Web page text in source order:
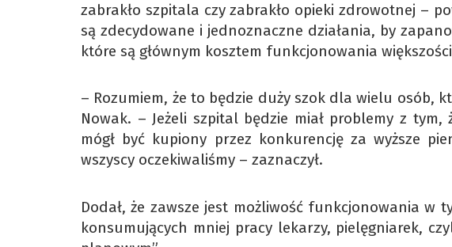
zabrakło szpitala czy zabrakło opieki zdrowotnej –
są zdecydowane i jednoznaczne działania, by
które są głównym kosztem funkcjonowania
– Rozumiem, że to będzie duży szok dla wielu osób,
Nowak. – Jeżeli szpital będzie miał problemy z
mógł być kupiony przez konkurencję za wyższe
wszyscy oczekiwaliśmy – zaznaczył.
Dodał, że zawsze jest możliwość funkcjonowania w
konsumujących mniej pracy lekarzy, pielęgniarek,